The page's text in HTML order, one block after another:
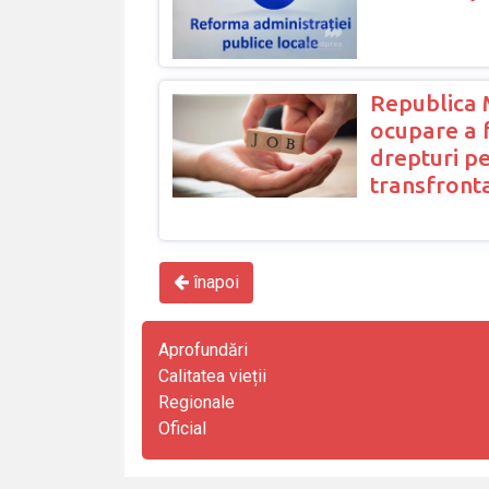
Republica
ocupare a
drepturi
înapoi
Aprofundări
Calitatea vieții
Regionale
Oficial